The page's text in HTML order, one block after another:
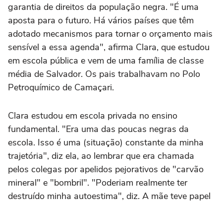
garantia de direitos da população negra. "É uma
aposta para o futuro. Há vários países que têm
adotado mecanismos para tornar o orçamento mais
sensível a essa agenda", afirma Clara, que estudou
em escola pública e vem de uma família de classe
média de Salvador. Os pais trabalhavam no Polo
Petroquímico de Camaçari.
Clara estudou em escola privada no ensino
fundamental. "Era uma das poucas negras da
escola. Isso é uma (situação) constante da minha
trajetória", diz ela, ao lembrar que era chamada
pelos colegas por apelidos pejorativos de "carvão
mineral" e "bombril". "Poderiam realmente ter
destruído minha autoestima", diz. A mãe teve papel